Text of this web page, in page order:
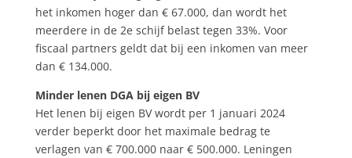
het inkomen hoger dan € 67.000, dan wordt het
meerdere in de 2e schijf belast tegen 33%. Voor
fiscaal partners geldt dat bij een inkomen van meer
dan € 134.000.
Minder lenen DGA bij eigen BV
Het lenen bij eigen BV wordt per 1 januari 2024
verder beperkt door het maximale bedrag te
verlagen van € 700.000 naar € 500.000. Leningen